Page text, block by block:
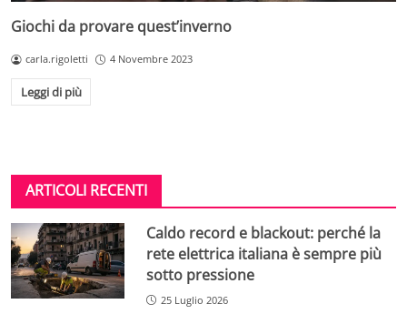
Giochi da provare quest’inverno
carla.rigoletti 4 Novembre 2023
Leggi di più
ARTICOLI RECENTI
Caldo record e blackout: perché la
rete elettrica italiana è sempre più
sotto pressione
25 Luglio 2026